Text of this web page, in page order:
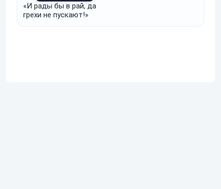
«И рады бы в рай, да
грехи не пускают!»